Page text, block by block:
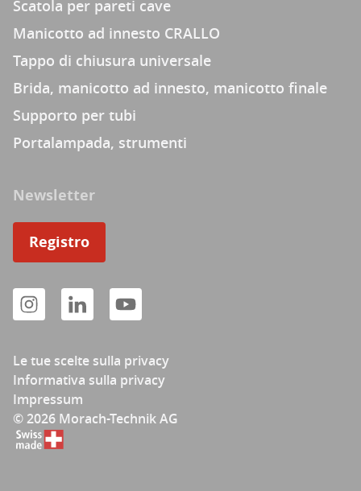
Scatola per pareti cave
Manicotto ad innesto CRALLO
Tappo di chiusura universale
Brida, manicotto ad innesto, manicotto finale
Supporto per tubi
Portalampada, strumenti
Newsletter
Registro
Le tue scelte sulla privacy
Informativa sulla privacy
Impressum
© 2026 Morach-Technik AG